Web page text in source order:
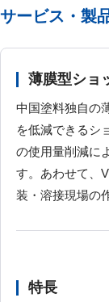
サービス・製
薄膜型ショ
中国塗料独自の
を低減できるシ
の使用量削減に
す。あわせて、
装・溶接現場の
特長